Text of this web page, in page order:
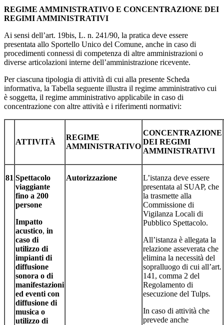
REGIME AMMINISTRATIVO E CONCENTRAZIONE DEI
REGIMI AMMINISTRATIVI
Ai sensi dell’art. 19bis, L. n. 241/90, la pratica deve essere
presentata allo Sportello Unico del Comune, anche in caso di
procedimenti connessi di competenza di altre amministrazioni o
diverse articolazioni interne dell’amministrazione ricevente.
Per ciascuna tipologia di attività di cui alla presente Scheda
informativa, la Tabella seguente illustra il regime amministrativo cui
è soggetta, il regime amministrativo applicabile in caso di
concentrazione con altre attività e i riferimenti normativi:
ATTIVITÀ
REGIME
AMMINISTRATIVO
CONCENTRAZIONE
DEI REGIMI
AMMINISTRATIVI
81 Spettacolo
viaggiante
fino a 200
persone
Impatto
acustico, in
caso di
utilizzo di
impianti di
diffusione
sonora o di
manifestazioni
ed eventi con
diffusione di
musica o
utilizzo di
Autorizzazione
L’istanza deve essere
presentata al SUAP, che
la trasmette alla
Commissione di
Vigilanza Locali di
Pubblico Spettacolo.
All’istanza è allegata la
relazione asseverata che
elimina la necessità del
sopralluogo di cui all’art.
141, comma 2 del
Regolamento di
esecuzione del Tulps.
In caso di attività che
prevede anche